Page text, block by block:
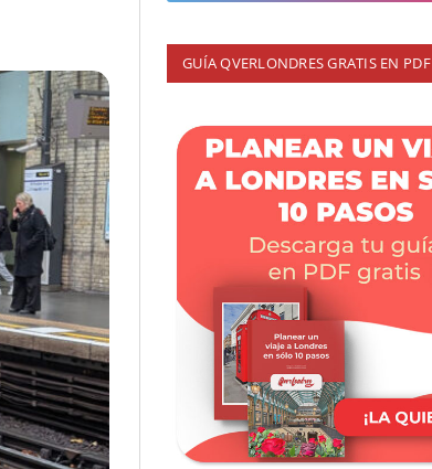
GUÍA QVERLONDRES GRATIS EN PDF